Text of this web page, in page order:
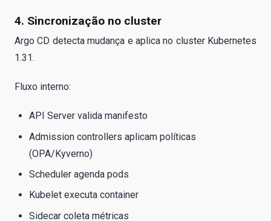
4. Sincronização no cluster
Argo CD detecta mudança e aplica no cluster Kubernetes
1.31.
Fluxo interno:
API Server valida manifesto
Admission controllers aplicam políticas
(OPA/Kyverno)
Scheduler agenda pods
Kubelet executa container
Sidecar coleta métricas